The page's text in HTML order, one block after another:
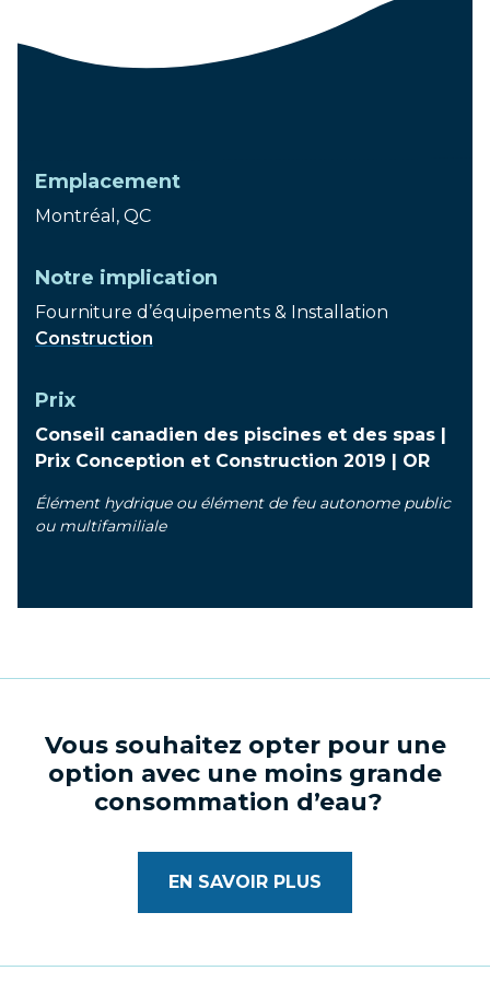
Emplacement
Montréal, QC
Notre implication
Fourniture d’équipements & Installation
Construction
Prix
Conseil canadien des piscines et des spas |
Prix Conception et Construction 2019 | OR
Élément hydrique ou élément de feu autonome public
ou multifamiliale
Vous souhaitez opter pour une
option avec une moins grande
consommation d’eau?
EN SAVOIR PLUS